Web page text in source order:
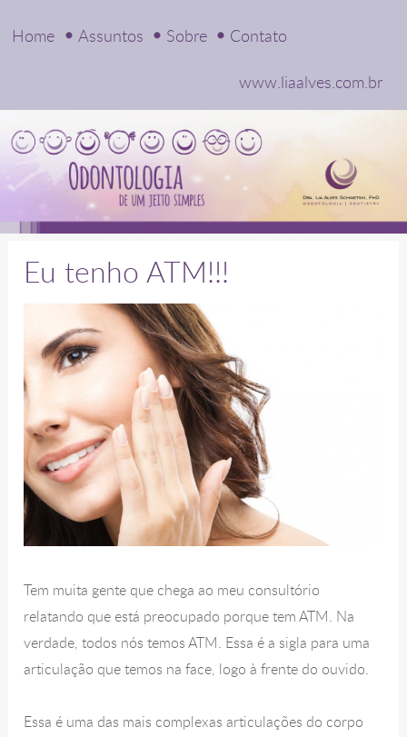
Home Assuntos Sobre Contato
www.liaalves.com.br
Eu tenho ATM!!!
Tem muita gente que chega ao meu consultório
relatando que está preocupado porque tem ATM. Na
verdade, todos nós temos ATM. Essa é a sigla para uma
articulação que temos na face, logo à frente do ouvido.
Essa é uma das mais complexas articulações do corpo